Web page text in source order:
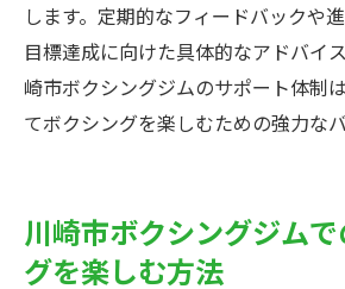
します。定期的なフィードバックや
目標達成に向けた具体的なアドバイ
崎市ボクシングジムのサポート体制
てボクシングを楽しむための強力な
川崎市ボクシングジム
グを楽しむ方法